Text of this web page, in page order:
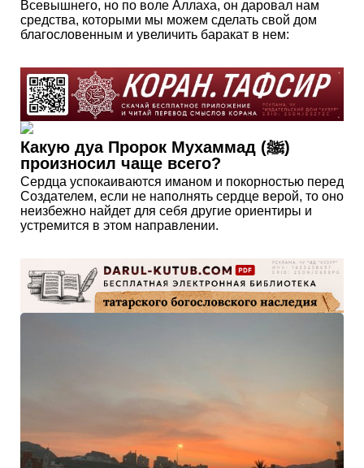
Всевышнего, но по воле Аллаха, он даровал нам
средства, которыми мы можем сделать свой дом
благословенным и увеличить баракат в нем:
Какую дуа Пророк Мухаммад (ﷺ)
произносил чаще всего?
Сердца успокаиваются иманом и покорностью перед
Создателем, если не наполнять сердце верой, то оно
неизбежно найдет для себя другие ориентиры и
устремится в этом направлении.